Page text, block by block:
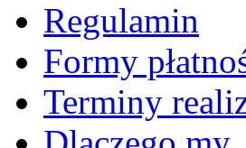
Regulamin
Formy
Terminy